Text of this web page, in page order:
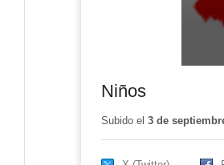
Niños
Subido el 3 de